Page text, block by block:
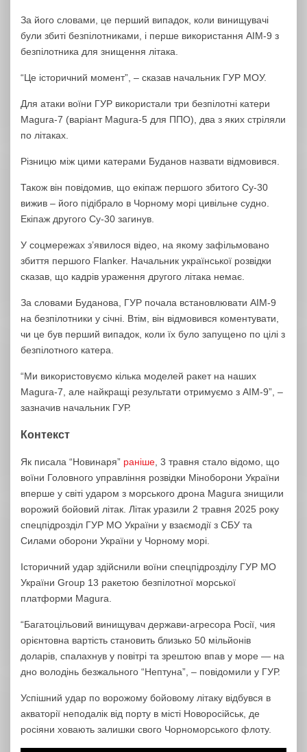
За його словами, це перший випадок, коли винищувачі
були збиті безпілотниками, і перше використання AIM-9 з
безпілотника для знищення літака.
“Це історичний момент”, – сказав начальник ГУР МОУ.
Для атаки воїни ГУР використали три безпілотні катери
Magura-7 (варіант Magura-5 для ППО), два з яких стріляли
по літаках.
Різницю між цими катерами Буданов назвати відмовився.
Також він повідомив, що екіпаж першого збитого Су-30
вижив – його підібрало в Чорному морі цивільне судно.
Екіпаж другого Су-30 загинув.
У соцмережах з’явилося відео, на якому зафільмовано
збиття першого Flanker. Начальник української розвідки
сказав, що кадрів ураження другого літака немає.
За словами Буданова, ГУР почала встановлювати AIM-9
на безпілотники у січні. Втім, він відмовився коментувати,
чи це був перший випадок, коли їх було запущено по цілі з
безпілотного катера.
“Ми використовуємо кілька моделей ракет на наших
Magura-7, але найкращі результати отримуємо з AIM-9”, –
зазначив начальник ГУР.
Контекст
Як писала “Новинаря” раніше , 3 травня стало відомо, що
воїни Головного управління розвідки Міноборони України
вперше у світі ударом з морського дрона Magura знищили
ворожий бойовий літак. Літак уразили 2 травня 2025 року
спецпідрозділ ГУР МО України у взаємодії з СБУ та
Силами оборони України у Чорному морі.
Історичний удар здійснили воїни спецпідрозділу ГУР МО
України Group 13 ракетою безпілотної морської
платформи Magura.
“Багатоцільовий винищувач держави-агресора Росії, чия
орієнтовна вартість становить близько 50 мільйонів
доларів, спалахнув у повітрі та зрештою впав у море — на
дно володінь безжального “Нептуна”, – повідомили у ГУР.
Успішний удар по ворожому бойовому літаку відбувся в
акваторії неподалік від порту в місті Новоросійськ, де
росіяни ховають залишки свого Чорноморського флоту.